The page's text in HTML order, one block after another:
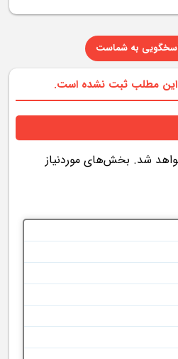
پاسخگویی به شماست
این مطلب ثبت نشده است.
شد. بخش‌های موردنیاز